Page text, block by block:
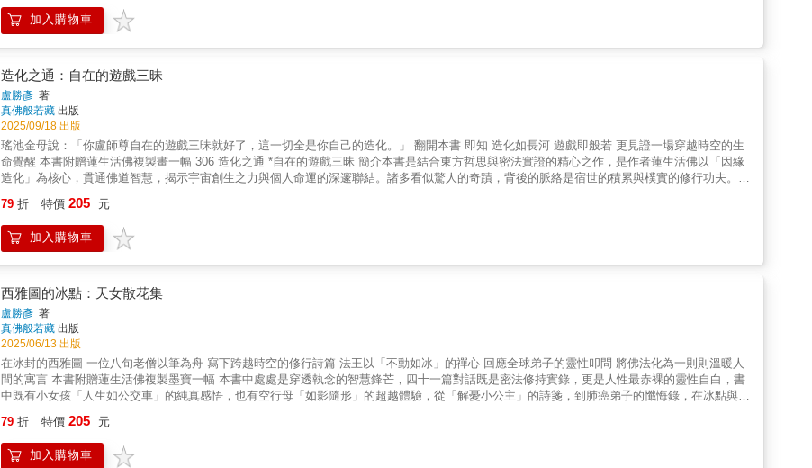
加入購物車
造化之通：自在的遊戲三昧
盧勝彥 著
真佛般若藏 出版
2025/09/18 出版
瑤池金母說：「你盧師尊自在的遊戲三昧就好了，這一切全是你自己的造化。」 翻開本書 即知 造化如長河 遊戲即般若 更見證一場穿越時空的生
命覺醒 本書附贈蓮生活佛複製畫一幅 306 造化之通 *自在的遊戲三昧 簡介本書是結合東方哲思與密法實證的精心之作，是作者蓮生活佛以「因緣
造化」為核心，貫通佛道智慧，揭示宇宙創生之力與個人命運的深邃聯結。諸多看似驚人的奇蹟，背後的脈絡是宿世的積累與樸實的修行功夫。書
通、明點無漏的超越性智慧。 三、 自在三昧：勘破無常幻相，於紅塵中遊戲度眾，ㄧ如棋局中「過河卒子」勇往直前。作者以一步一腳印實修體
悟，引領著各式根器的弟子在菩提道上前行，娑婆人間因此有了轉濁為淨的造化。
79 折 特價 205 元
加入購物車
西雅圖的冰點：天女散花集
盧勝彥 著
真佛般若藏 出版
2025/06/13 出版
在冰封的西雅圖 一位八旬老僧以筆為舟 寫下跨越時空的修行詩篇 法王以「不動如冰」的禪心 回應全球弟子的靈性叩問 將佛法化為一則則溫暖人
間的寓言 本書附贈蓮生活佛複製墨寶一幅 本書中處處是穿透執念的智慧鋒芒，四十一篇對話既是密法修持實錄，更是人性最赤裸的靈性自白，書
中既有小女孩「人生如公交車」的純真感悟，也有空行母「如影隨形」的超越體驗，從「解憂小公主」的詩箋，到肺癌弟子的懺悔錄，在冰點與沸
的承諾中，堅定菩提初心。文學愛好者，更將醉心於「淚珠如親吻」的詩性隱喻。當世界喧囂如瀑，本書恰似一盞冰雕心燈，通透、凜冽，卻蘊藏
融化所有困惑的慈悲溫度。
79 折 特價 205 元
加入購物車